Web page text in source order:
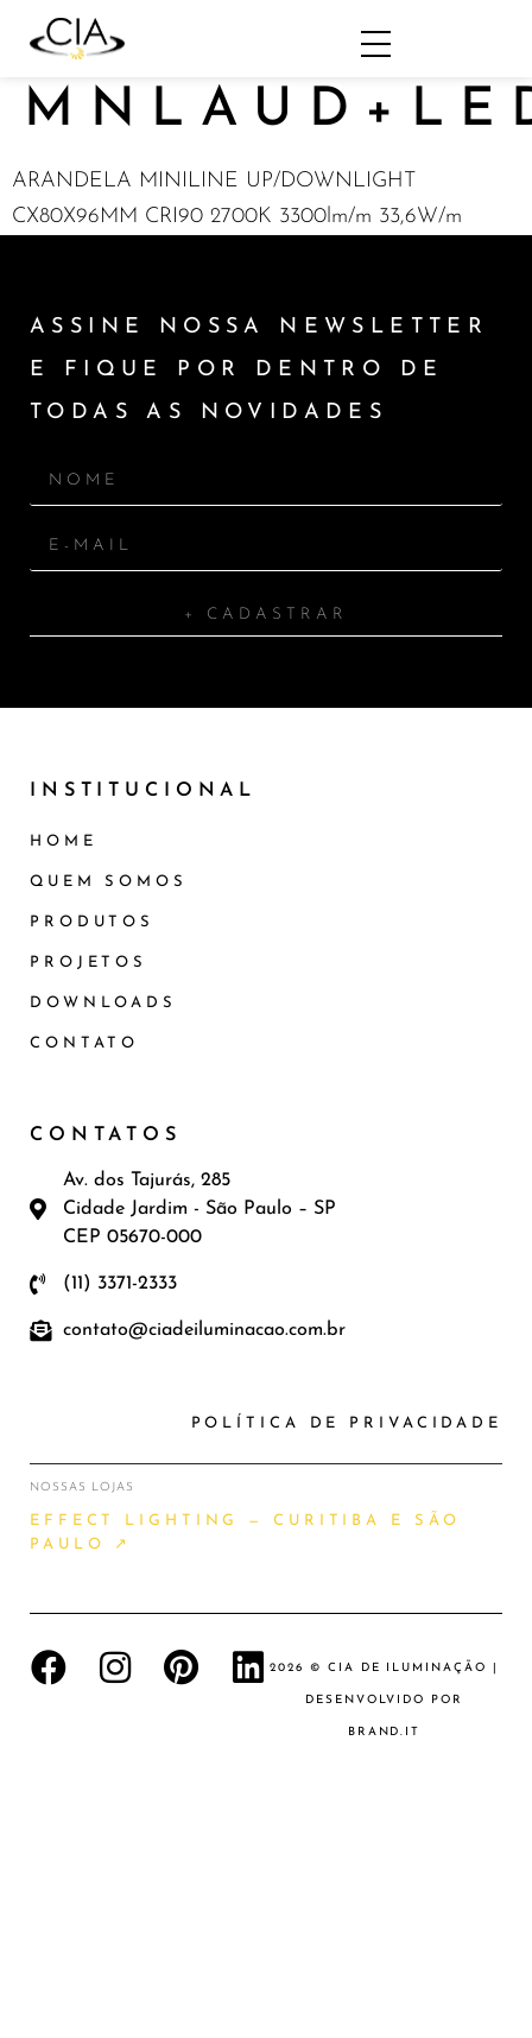
ARANDELA MINILINE UP/DOWNLIGHT
CX80X96MM CRI90 2700K 3300lm/m 33,6W/m
ASSINE NOSSA NEWSLETTER
E FIQUE POR DENTRO DE
TODAS AS NOVIDADES
+ CADASTRAR
INSTITUCIONAL
HOME
QUEM SOMOS
PRODUTOS
PROJETOS
DOWNLOADS
CONTATO
CONTATOS
Av. dos Tajurás, 285
Cidade Jardim - São Paulo – SP
CEP 05670-000
(11) 3371-2333
contato@ciadeiluminacao.com.br
POLÍTICA DE PRIVACIDADE
NOSSAS LOJAS
EFFECT LIGHTING — CURITIBA E SÃO
PAULO ↗
2026 © CIA DE ILUMINAÇÃO |
DESENVOLVIDO POR
BRAND.IT